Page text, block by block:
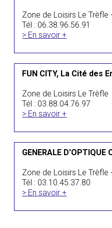
Zone de Loisirs Le Trèfle
Tél : 06.38.96.56.91
> En savoir +
FUN CITY, La Cité des
Zone de Loisirs Le Trèfle
Tél : 03.88.04.76.97
> En savoir +
GENERALE D'OPTIQUE
Zone de Loisirs Le Trèfle
Tél : 03.10.45.37.80
> En savoir +